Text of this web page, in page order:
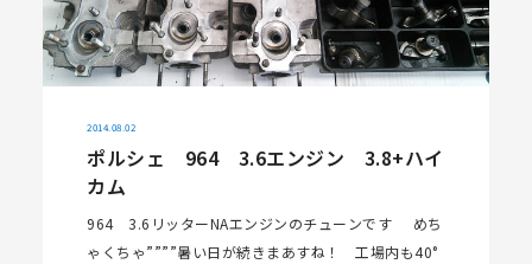
2014.08.02
ポルシェ 964 3.6エンジン 3.8+ハイ
カム
964 3.6リッターNAエンジンのチューンです めち
ゃくちゃ””””暑い日が続きまあすね！ 工場内も40°